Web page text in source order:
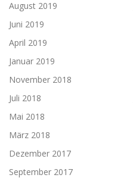
August 2019
Juni 2019
April 2019
Januar 2019
November 2018
Juli 2018
Mai 2018
März 2018
Dezember 2017
September 2017